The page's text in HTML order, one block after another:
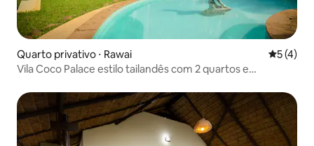
Quarto privativo ⋅ Rawai 5 de
5 (4)
Vila Coco Palace estilo tailandês com 2 quartos e